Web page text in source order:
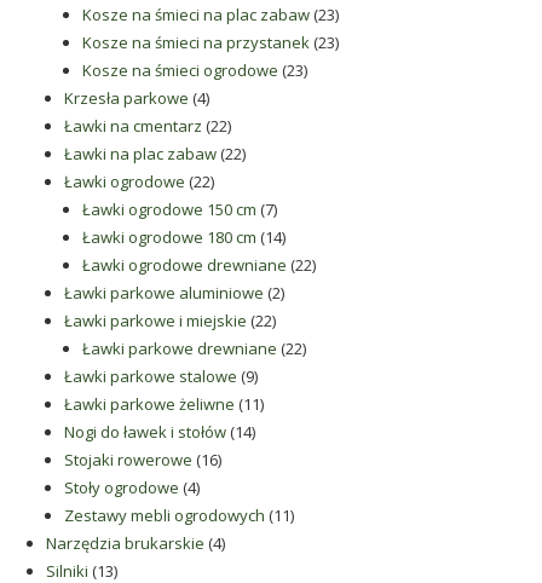
produkty
Kosze na śmieci na plac zabaw 2323
produkty
Kosze na śmieci na przystanek 2323
Kosze na śmieci ogrodowe 2323
Krzesła parkowe 44
produkty
Ławki na cmentarz 2222
produkty
Ławki na plac zabaw 2222
Ławki ogrodowe 2222
produkty
Ławki ogrodowe 150 cm 77
produktów
Ławki ogrodowe 180 cm 1414
produktów
Ławki ogrodowe drewniane 2222
Ławki parkowe aluminiowe 22
Ławki parkowe i miejskie 2222
produkty
Ławki parkowe drewniane 2222
Ławki parkowe stalowe 99
produktów
Ławki parkowe żeliwne 1111
Nogi do ławek i stołów 1414
Stojaki rowerowe 1616
Stoły ogrodowe 44
produkty
Zestawy mebli ogrodowych 1111
Narzędzia brukarskie 44
Silniki 1313